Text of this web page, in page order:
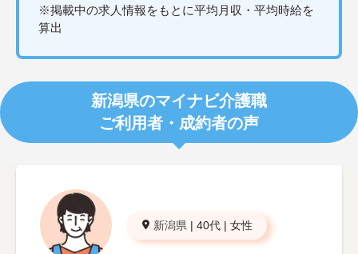
※掲載中の求人情報をもとに平均月収・平均時給を
算出
新潟県のマイナビ介護職
ご利用者・成約者の声
新潟県 | 40代 | 女性